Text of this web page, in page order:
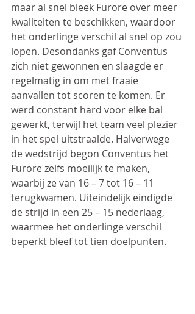
maar al snel bleek Furore over meer
kwaliteiten te beschikken, waardoor
het onderlinge verschil al snel op zou
lopen. Desondanks gaf Conventus
zich niet gewonnen en slaagde er
regelmatig in om met fraaie
aanvallen tot scoren te komen. Er
werd constant hard voor elke bal
gewerkt, terwijl het team veel plezier
in het spel uitstraalde. Halverwege
de wedstrijd begon Conventus het
Furore zelfs moeilijk te maken,
waarbij ze van 16 – 7 tot 16 – 11
terugkwamen. Uiteindelijk eindigde
de strijd in een 25 – 15 nederlaag,
waarmee het onderlinge verschil
beperkt bleef tot tien doelpunten.